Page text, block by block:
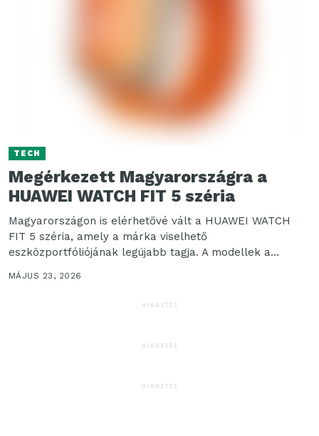
TECH
Megérkezett Magyarországra a
HUAWEI WATCH FIT 5 széria
Magyarországon is elérhetővé vált a HUAWEI WATCH
FIT 5 széria, amely a márka viselhető
eszközportfóliójának legújabb tagja. A modellek a
divatos megjelenést egészség-...
MÁJUS 23, 2026
HIRDETÉS
HIRDETÉS
HIRDETÉS